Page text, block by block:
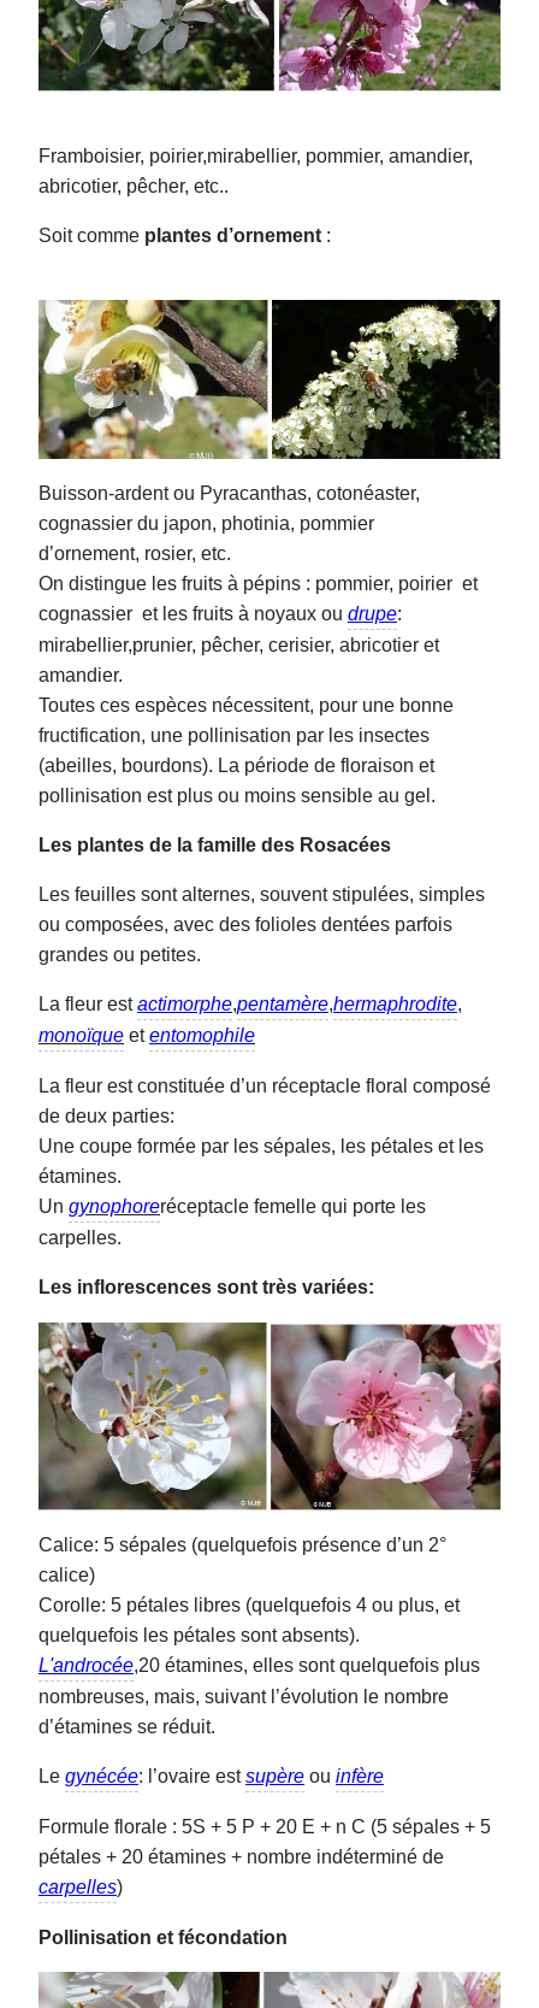
Framboisier, poirier,mirabellier, pommier, amandier,
abricotier, pêcher, etc..
Soit comme plantes d’ornement :
Buisson-ardent ou Pyracanthas, cotonéaster,
cognassier du japon, photinia, pommier
d’ornement, rosier, etc.
On distingue les fruits à pépins : pommier, poirier et
cognassier et les fruits à noyaux ou drupe:
mirabellier,prunier, pêcher, cerisier, abricotier et
amandier.
Toutes ces espèces nécessitent, pour une bonne
fructification, une pollinisation par les insectes
(abeilles, bourdons). La période de floraison et
pollinisation est plus ou moins sensible au gel.
Les plantes de la famille des Rosacées
Les feuilles sont alternes, souvent stipulées, simples
ou composées, avec des folioles dentées parfois
grandes ou petites.
La fleur estactimorphe,pentamère,hermaphrodite,
monoïque etentomophile
La fleur est constituée d’un réceptacle floral composé
de deux parties:
Une coupe formée par les sépales, les pétales et les
étamines.
Un gynophoreréceptacle femelle qui porte les
carpelles.
Les inflorescences sont très variées:
Calice: 5 sépales (quelquefois présence d’un 2°
calice)
Corolle: 5 pétales libres (quelquefois 4 ou plus, et
quelquefois les pétales sont absents).
L'androcée,20 étamines, elles sont quelquefois plus
nombreuses, mais, suivant l’évolution le nombre
d’étamines se réduit.
Le gynécée: l’ovaire estsupère ou infère
Formule florale : 5S + 5 P + 20 E + n C (5 sépales + 5
pétales + 20 étamines + nombre indéterminé de
carpelles)
Pollinisation et fécondation